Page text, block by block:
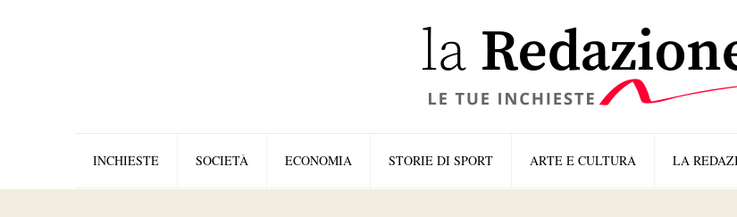
INCHIESTE SOCIETÀ ECONOMIA STORIE DI SPORT ARTE E CULTURA LA